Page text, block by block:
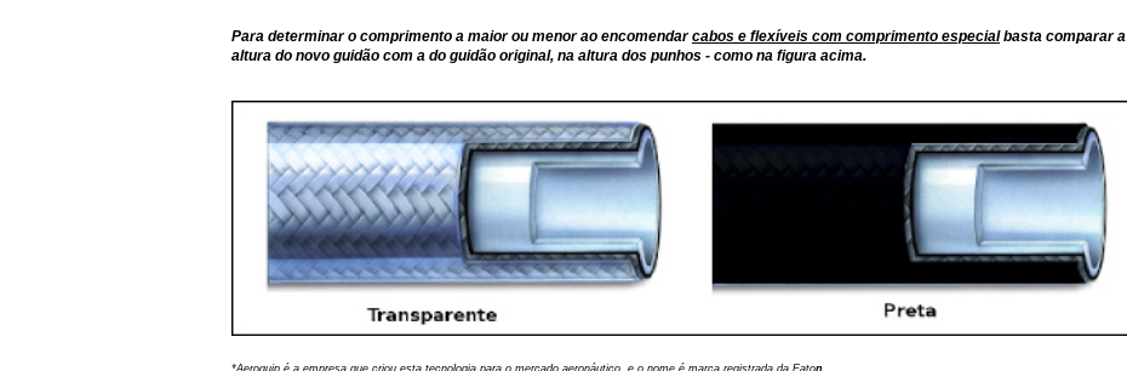
Para determinar o comprimento a maior ou menor ao encomendarcabos e flexíveis com comprimento especialbasta comparar a
altura do novo guidão com a do guidão original, na altura dos punhos - como na figura acima.
*Aeroquip é a empresa que criou esta tecnologia para o mercado aeronáutico, e o nome é marca registrada da Eaton.